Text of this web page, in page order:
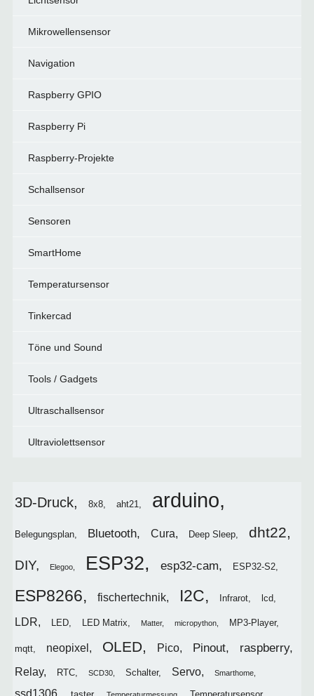
Mikrowellensensor
Navigation
Raspberry GPIO
Raspberry Pi
Raspberry-Projekte
Schallsensor
Sensoren
SmartHome
Temperatursensor
Tinkercad
Töne und Sound
Tools / Gadgets
Ultraschallsensor
Ultraviolettsensor
3D-Druck 8x8 aht21 arduino
Belegungsplan Bluetooth Cura Deep Sleep dht22
DIY Elegoo ESP32 esp32-cam ESP32-S2
ESP8266 fischertechnik I2C Infrarot lcd
LDR LED LED Matrix Matter micropython MP3-Player
mqtt neopixel OLED Pico Pinout raspberry
Relay RTC SCD30 Schalter Servo Smarthome
ssd1306